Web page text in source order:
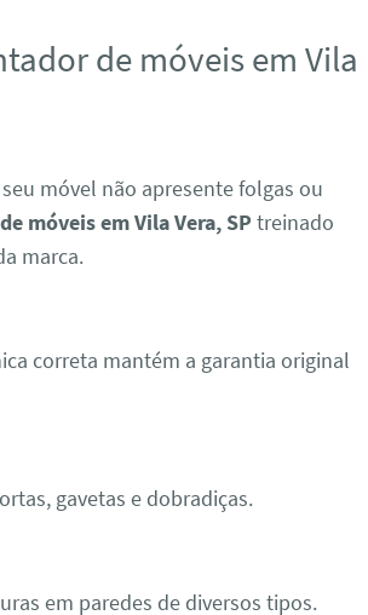
de móveis em Vila
móvel não apresente folgas ou
móveis em Vila Vera, SP treinado
marca.
correta mantém a garantia original
gavetas e dobradiças.
em paredes de diversos tipos.